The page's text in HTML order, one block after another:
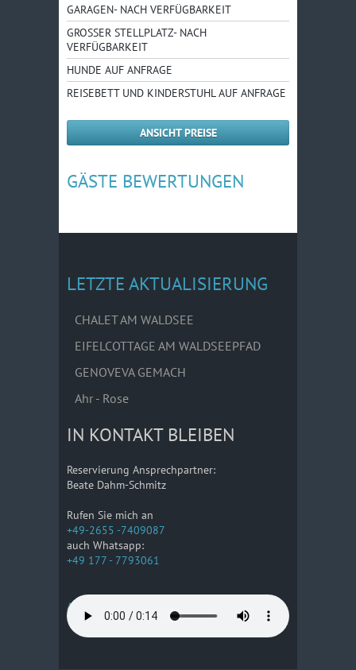
GARAGEN- NACH VERFÜGBARKEIT
GROSSER STELLPLATZ- NACH V
ERFÜGBARKEIT
HUNDE AUF ANFRAGE
REISEBETT UND KINDERSTUHL AUF ANFRAGE
ANSICHT PREISE
GÄSTE BEWERTUNGEN
LETZTE AKTUALISIERUNG
CHALET AM WALDSEE
EIFELCOTTAGE AM WALDSEEPFAD
GENOVEVA GEMACH
Ahr - Rose
IN KONTAKT BLEIBEN
Reservierung Ansprechpartner:
Beate Dahm-Schmitz
Rufen Sie mich an
+49-2655 -7409087
auch Whatsapp:
+49 177 - 7793061
Anreise